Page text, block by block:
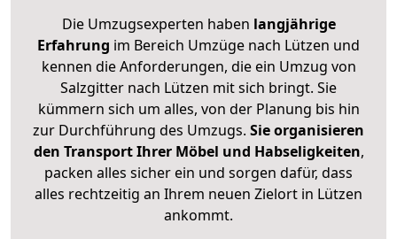
Die Umzugsexperten haben langjährige
Erfahrung im Bereich Umzüge nach Lützen und
kennen die Anforderungen, die ein Umzug von
Salzgitter nach Lützen mit sich bringt. Sie
kümmern sich um alles, von der Planung bis hin
zur Durchführung des Umzugs. Sie organisieren
den Transport Ihrer Möbel und Habseligkeiten,
packen alles sicher ein und sorgen dafür, dass
alles rechtzeitig an Ihrem neuen Zielort in Lützen
ankommt.